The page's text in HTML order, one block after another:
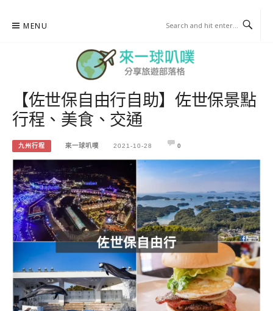
MENU
來一球叭噗
分享日本自助部落格
【佐世保自由行自助】佐世保景點
行程、美食、交通
九州行程 來一球叭噗 2021-10-28 0